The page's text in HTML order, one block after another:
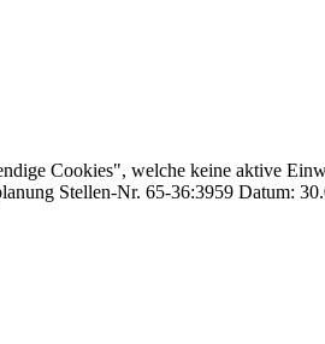
Cookies", welche keine aktive
Stellen-Nr. 65-36:3959 Datum: